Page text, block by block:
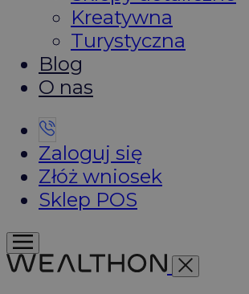
Kreatywna
Turystyczna
Blog
O nas
Zaloguj się
Złóż wniosek
Sklep POS